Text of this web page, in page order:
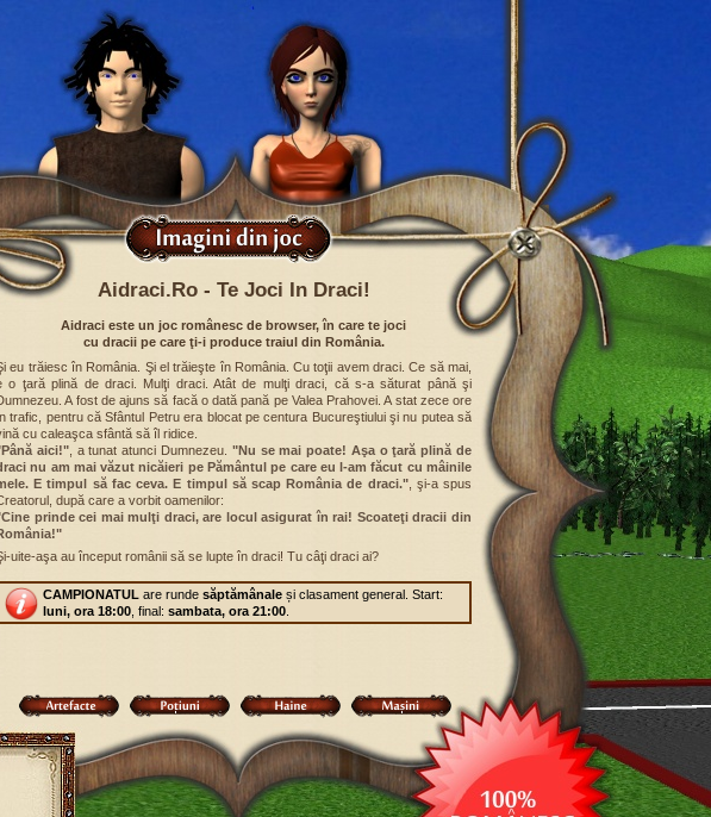
Aidraci.ro - Te Joci In Draci!
Aidraci este un joc românesc de browser, în care te joci
cu dracii pe care ţi-i produce traiul din România.
eu trăiesc în România. Şi el trăieşte în România. Cu toţii avem draci. Ce să mai,
o ţară plină de draci. Mulţi draci. Atât de mulţi draci, că s-a săturat până şi
A fost de ajuns să facă o dată pană pe Valea Prahovei. A stat zece ore
trafic, pentru că Sfântul Petru era blocat pe centura Bucureştiului şi nu putea să
cu caleaşca sfântă să îl ridice.
aici!", a tunat atunci Dumnezeu. "Nu se mai poate! Aşa o ţară plină de
nu am mai văzut nicăieri pe Pământul pe care eu l-am făcut cu mâinile
E timpul să fac ceva. E timpul să scap România de draci.", şi-a spus
după care a vorbit oamenilor:
prinde cei mai mulţi draci, are locul asigurat în rai! Scoateţi dracii din
uite-aşa au început românii să se lupte în draci! Tu câţi draci ai?
CAMPIONATUL are runde săptămânale și clasament general. Start:
luni, ora 18:00 , final: sambata, ora 21:00